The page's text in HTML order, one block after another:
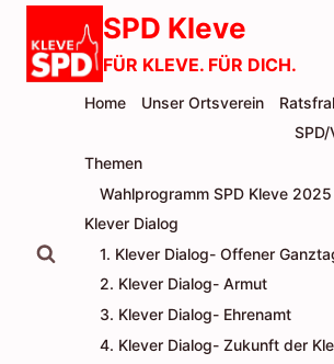
Inhalt
springen
SPD Kleve
FÜR KLEVE. FÜR DICH.
Home Unser Ortsverein
Themen
Wahlprogramm SPD Kleve 2025
Klever Dialog
1. Klever Dialog- Offener
2. Klever Dialog- Armut
3. Klever Dialog- Ehrenamt
4. Klever Dialog- Zukunft der